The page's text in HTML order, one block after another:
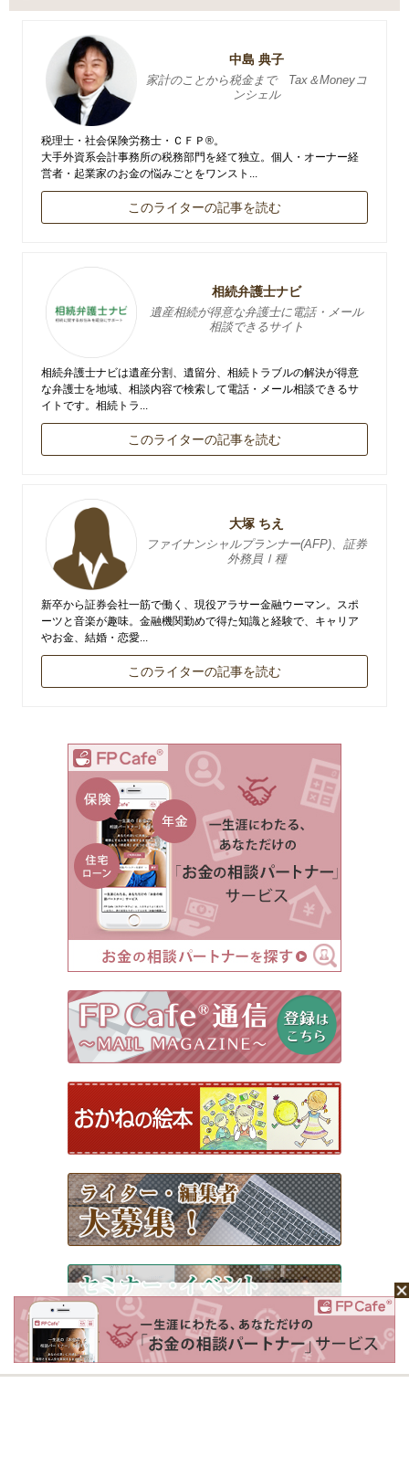
中島 典子
家計のことから税金まで Tax＆Moneyコ
ンシェル
税理士・社会保険労務士・ＣＦＰ®。
大手外資系会計事務所の税務部門を経て独立。個人・オーナー経
営者・起業家のお金の悩みごとをワンスト...
このライターの記事を読む
相続弁護士ナビ
遺産相続が得意な弁護士に電話・メール
相談できるサイト
相続弁護士ナビは遺産分割、遺留分、相続トラブルの解決が得意
な弁護士を地域、相談内容で検索して電話・メール相談できるサ
イトです。相続トラ...
このライターの記事を読む
大塚 ちえ
ファイナンシャルプランナー(AFP)、証券
外務員Ⅰ種
新卒から証券会社一筋で働く、現役アラサー金融ウーマン。スポ
ーツと音楽が趣味。金融機関勤めで得た知識と経験で、キャリア
やお金、結婚・恋愛...
このライターの記事を読む